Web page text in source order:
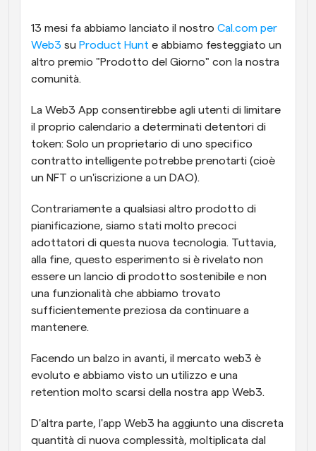
Flussi di lavoro
Automatizzare la pianificazione e i promemoria
Blog
Riunioni Instantanee
Incontrare i clienti in pochi minuti
Link di Gruppo Dinamico
Webhook
Ricevi una notifica quando succede qualcosa
13 mesi fa abbiamo lanciato il nostro Cal.com per
Web3 su Product Hunt e abbiamo festeggiato un
altro premio "Prodotto del Giorno" con la nostra
comunità.
La Web3 App consentirebbe agli utenti di limitare
il proprio calendario a determinati detentori di
token: Solo un proprietario di uno specifico
contratto intelligente potrebbe prenotarti (cioè
un NFT o un'iscrizione a un DAO).
Contrariamente a qualsiasi altro prodotto di
pianificazione, siamo stati molto precoci
adottatori di questa nuova tecnologia. Tuttavia,
alla fine, questo esperimento si è rivelato non
essere un lancio di prodotto sostenibile e non
una funzionalità che abbiamo trovato
sufficientemente preziosa da continuare a
mantenere.
Facendo un balzo in avanti, il mercato web3 è
evoluto e abbiamo visto un utilizzo e una
retention molto scarsi della nostra app Web3.
D'altra parte, l'app Web3 ha aggiunto una discreta
quantità di nuova complessità, moltiplicata dal